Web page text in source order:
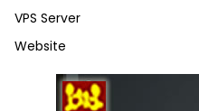
VPS Server
Website